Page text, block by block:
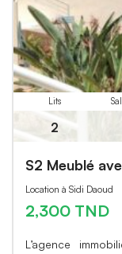
Lits
2
S2 Meublé
Location à Sidi Daoud
2,300 TND
L’agence